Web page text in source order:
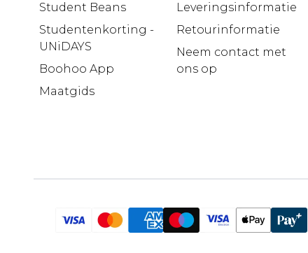
Student Beans
Studentenkorting -
UNiDAYS
Boohoo App
Maatgids
Leveringsinformatie
Retourinformatie
Neem contact met
ons op